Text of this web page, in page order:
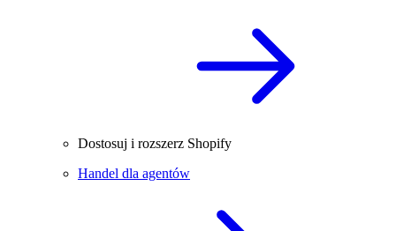
Dostosuj i rozszerz Shopify
Handel dla agentów